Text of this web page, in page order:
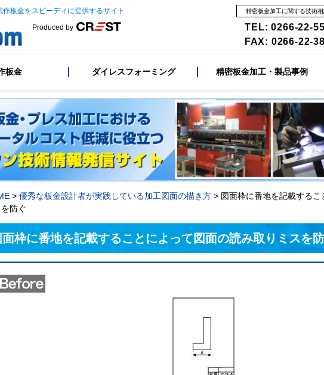
板金をスピーディに提供するサイト
Produced by
精密板金加工に関する技術
TEL: 0266-22-
FAX: 0266-22-
板金 ダイレスフォーミング 精密板金加工・製品事例
> 優秀な板金設計者が実践している加工図面の描き方 > 図面枠に番地を記載する
防ぐ
面枠に番地を記載することによって図面の読み取りミスを